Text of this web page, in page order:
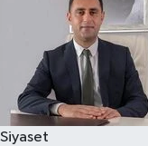
Siyaset